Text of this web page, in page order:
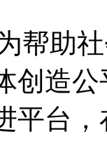
帮助
创造
平台